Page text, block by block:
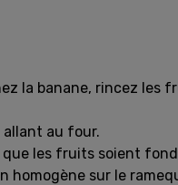
la banane, rincez les
au four.
que les fruits soient
homogène sur le